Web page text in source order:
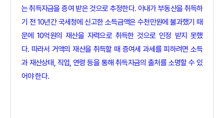
는 취득자금을 증여 받은 것으로 추정한다. 아내가 부동산을 취득하
기 전 10년간 국세청에 신고한 소득금액은 수천만원에 불과했기 때
문에 10억원의 재산을 자력으로 취득한 것으로 인정 받지 못했
다. 따라서 거액의 재산을 취득할 때 증여세 과세를 피하려면 소득
과 재산상태, 직업, 연령 등을 통해 취득자금의 출처를 소명할 수 있
어야 한다.